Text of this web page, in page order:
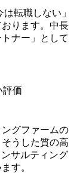
ント ・4年生大
験を有する方
ング経験2年以
ティング経験2
きる方 ・自ら
クライアント
きる方 ・ス
ジネスベーシッ
承ください。
社説明会終了
ます。 ※参加
たします。 ※
をご受検いた
事業部でのポジ
そして適性や
ご活躍いただ
用となりま
ョン、SaaS系
トアップ企業
件では、大規
証)支援から構
転職しない」
ります。中長
ナー」として
評価
グファームの
うした質の高
サルティング
す。